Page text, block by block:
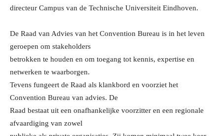
directeur Campus van de Technische Universiteit Eindhoven.
De Raad van Advies van het Convention Bureau is in het leven
geroepen om stakeholders
betrokken te houden en om toegang tot kennis, expertise en
netwerken te waarborgen.
Tevens fungeert de Raad als klankbord en voorziet het
Convention Bureau van advies. De
Raad bestaat uit een onafhankelijke voorzitter en een regionale
afvaardiging van zowel